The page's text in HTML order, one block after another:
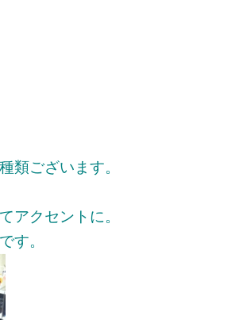
類ございます。
アクセントに。
す。